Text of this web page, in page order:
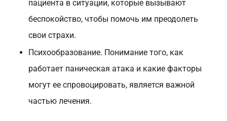
пациента в ситуации, которые вызывают
беспокойство, чтобы помочь им преодолеть
свои страхи.
Психообразование. Понимание того, как
работает паническая атака и какие факторы
могут ее спровоцировать, является важной
частью лечения.